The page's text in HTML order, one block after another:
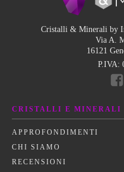
Cristalli & Minerali by
Via A.
16121
P.IVA:
CRISTALLI E MINERALI
APPROFONDIMENTI
CHI SIAMO
RECENSIONI